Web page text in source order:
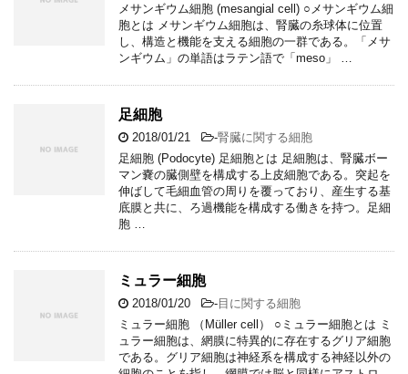
メサンギウム細胞 (mesangial cell) ○メサンギウム細
胞とは メサンギウム細胞は、腎臓の糸球体に位置
し、構造と機能を支える細胞の一群である。「メサ
ンギウム」の単語はラテン語で「meso」 …
足細胞
2018/01/21 -腎臓に関する細胞
足細胞 (Podocyte) 足細胞とは 足細胞は、腎臓ボー
マン嚢の臓側壁を構成する上皮細胞である。突起を
伸ばして毛細血管の周りを覆っており、産生する基
底膜と共に、ろ過機能を構成する働きを持つ。足細
胞 …
ミュラー細胞
2018/01/20 -目に関する細胞
ミュラー細胞 （Müller cell） ○ミュラー細胞とは ミ
ュラー細胞は、網膜に特異的に存在するグリア細胞
である。グリア細胞は神経系を構成する神経以外の